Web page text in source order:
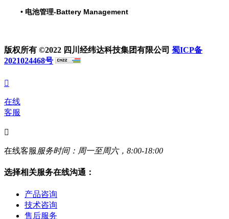
• 电池管理-Battery Management
版权所有 ©2022 四川经纬达科技集团有限公司 蜀ICP备
2021024468号

在线
客服

在线客服 服务时间：周一至周六，8:00-18:00
选择相关服务在线沟通：
产品咨询
技术咨询
售后服务